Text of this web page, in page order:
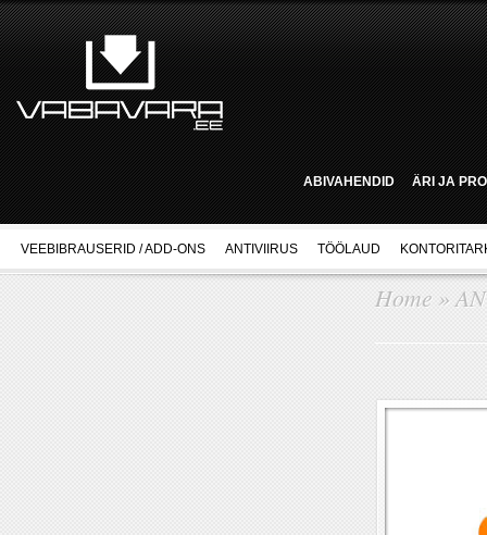
ABIVAHENDID ÄRI JA
VEEBIBRAUSERID / ADD-ONS ANTIVIIRUS TÖÖLAUD
Home »